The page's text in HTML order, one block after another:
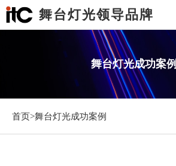
舞台灯光领导品牌
舞台灯光成功案例
首页>舞台灯光成功案例